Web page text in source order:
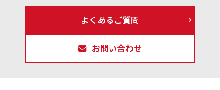
よくあるご質問
お問い合わせ